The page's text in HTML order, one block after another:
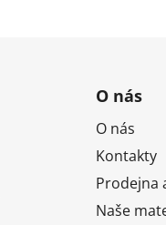
O nás
O nás
Kontakty
Prodejna
Naše